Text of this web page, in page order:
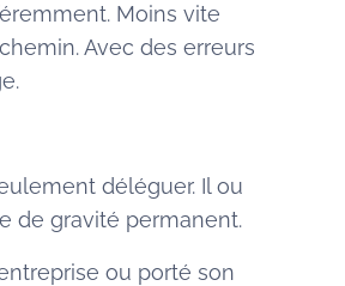
Moins vite
Avec des erreurs
déléguer. Il ou
de gravité permanent.
ou porté son